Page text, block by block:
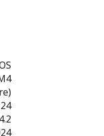
24 GB
1964